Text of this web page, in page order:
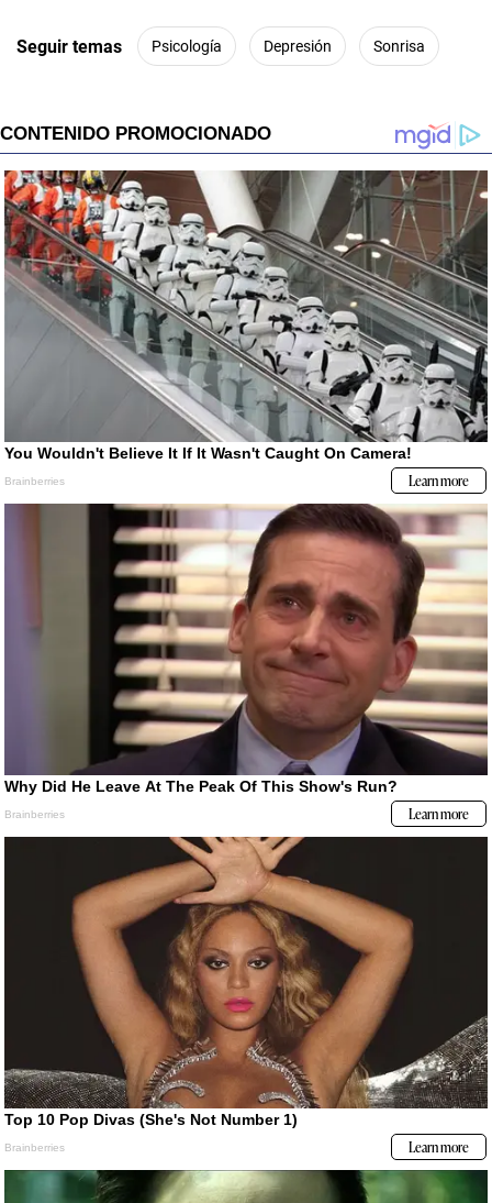
Seguir temas Psicología Depresión Sonrisa